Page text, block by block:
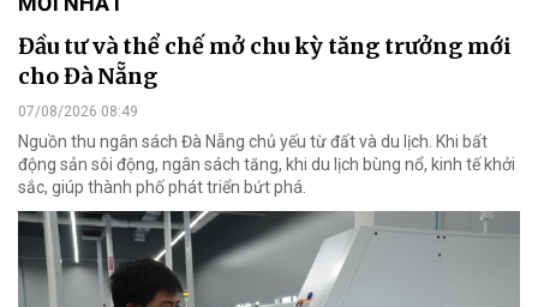
Đầu tư và thể chế mở chu kỳ tăng trưởng mới
cho Đà Nẵng
07/08/2026 08:49
Nguồn thu ngân sách Đà Nẵng chủ yếu từ đất và du lịch. Khi bất
động sản sôi động, ngân sách tăng, khi du lịch bùng nổ, kinh tế khởi
sắc, giúp thành phố phát triển bứt phá.